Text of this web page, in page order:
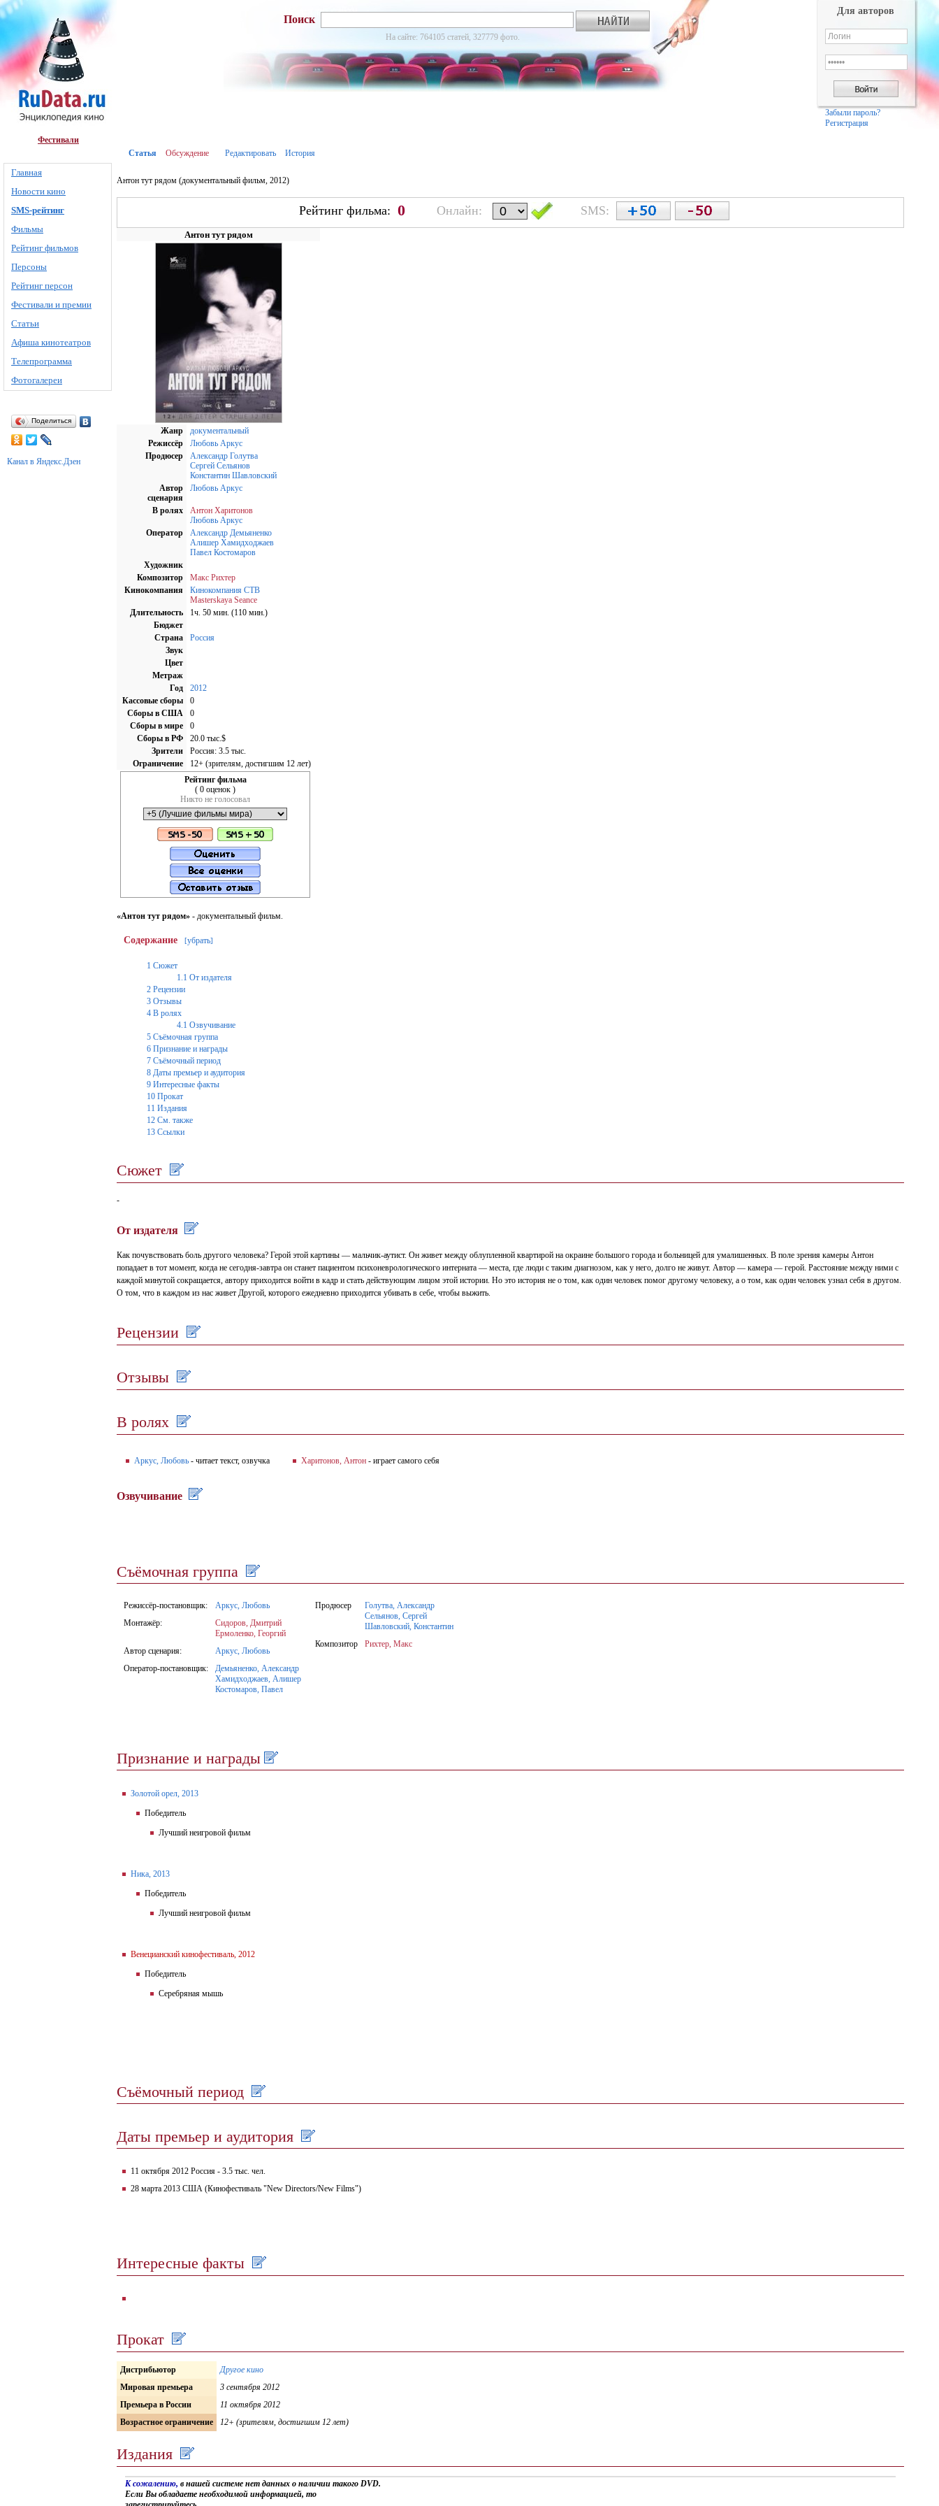
Фестивали
Главная
Новости кино
SMS-рейтинг
Фильмы
Рейтинг фильмов
Персоны
Рейтинг персон
Фестивали и премии
Статьи
Афиша кинотеатров
Телепрограмма
Фотогалереи
Поделиться
Канал в Яндекс.Дзен
Поиск
На сайте: 764105 статей, 327779 фото.
Для авторов
Забыли пароль?
Регистрация
Статья Обсуждение Редактировать История
Антон тут рядом (документальный фильм, 2012)
Рейтинг фильма: 0 Онлайн: SMS:
Антон тут рядом
Жанр
документальный
Режиссёр
Любовь Аркус
Продюсер
Александр Голутва
Сергей Сельянов
Константин Шавловский
Автор
сценария
Любовь Аркус
В ролях
Антон Харитонов
Любовь Аркус
Оператор
Александр Демьяненко
Алишер Хамидходжаев
Павел Костомаров
Художник
Композитор
Макс Рихтер
Кинокомпания
Кинокомпания CTB
Masterskaya Seance
Длительность
1ч. 50 мин. (110 мин.)
Бюджет
Страна
Россия
Звук
Цвет
Метраж
Год
2012
Кассовые сборы
0
Сборы в США
0
Cборы в мире
0
Cборы в РФ
20.0 тыс.$
Зрители
Россия: 3.5 тыс.
Ограничение
12+ (зрителям, достигшим 12 лет)
Рейтинг фильма
( 0 оценок )
Никто не голосовал
«Антон тут рядом» - документальный фильм.
Содержание [убрать]
1 Сюжет
1.1 От издателя
2 Рецензии
3 Отзывы
4 В ролях
4.1 Озвучивание
5 Съёмочная группа
6 Признание и награды
7 Съёмочный период
8 Даты премьер и аудитория
9 Интересные факты
10 Прокат
11 Издания
12 См. также
13 Ссылки
Сюжет
-
От издателя
Как почувствовать боль другого человека? Герой этой картины — мальчик-аутист. Он живет между облупленной квартирой на окраине большого города и больницей для умалишенных. В поле зрения камеры Антон
попадает в тот момент, когда не сегодня-завтра он станет пациентом психоневрологического интерната — места, где люди с таким диагнозом, как у него, долго не живут. Автор — камера — герой. Расстояние между ними с
каждой минутой сокращается, автору приходится войти в кадр и стать действующим лицом этой истории. Но это история не о том, как один человек помог другому человеку, а о том, как один человек узнал себя в другом.
О том, что в каждом из нас живет Другой, которого ежедневно приходится убивать в себе, чтобы выжить.
Рецензии
Отзывы
В ролях
Аркус, Любовь - читает текст, озвучка Харитонов, Антон - играет самого себя
Озвучивание
Съёмочная группа
Режиссёр-постановщик:
Аркус, Любовь
Монтажёр:
Сидоров, Дмитрий
Ермоленко, Георгий
Автор сценария:
Аркус, Любовь
Оператор-постановщик:
Демьяненко, Александр
Хамидходжаев, Алишер
Костомаров, Павел
Продюсер
Голутва, Александр
Сельянов, Сергей
Шавловский, Константин
Композитор
Рихтер, Макс
Признание и награды
Золотой орел, 2013
Победитель
Лучший неигровой фильм
Ника, 2013
Победитель
Лучший неигровой фильм
Венецианский кинофестиваль, 2012
Победитель
Серебряная мышь
Съёмочный период
Даты премьер и аудитория
11 октября 2012 Россия - 3.5 тыс. чел.
28 марта 2013 США (Кинофестиваль "New Directors/New Films")
Интересные факты
Прокат
Дистрибьютор
Другое кино
Мировая премьера
3 сентября 2012
Премьера в России
11 октября 2012
Возрастное ограничение
12+ (зрителям, достигшим 12 лет)
Издания
К сожалению, в нашей системе нет данных о наличии такого DVD.
Если Вы обладаете необходимой информацией, то